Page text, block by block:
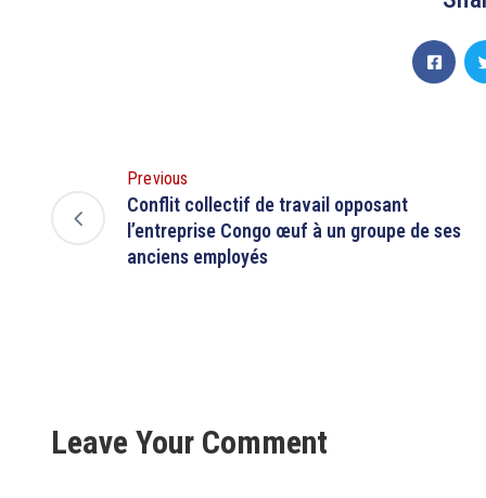
Previous
Conflit collectif de travail opposant
l’entreprise Congo œuf à un groupe de ses
anciens employés
Leave Your Comment